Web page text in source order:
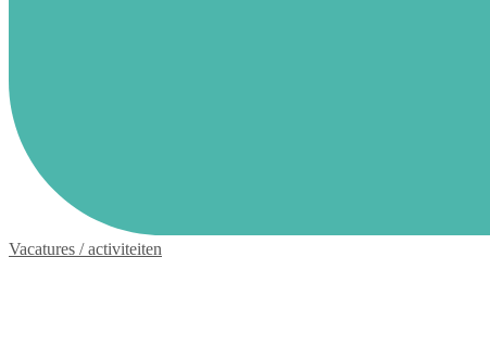
Vacatures / activiteiten